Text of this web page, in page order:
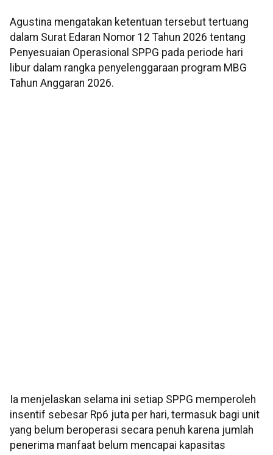
Agustina mengatakan ketentuan tersebut tertuang
dalam Surat Edaran Nomor 12 Tahun 2026 tentang
Penyesuaian Operasional SPPG pada periode hari
libur dalam rangka penyelenggaraan program MBG
Tahun Anggaran 2026.
Ia menjelaskan selama ini setiap SPPG memperoleh
insentif sebesar Rp6 juta per hari, termasuk bagi unit
yang belum beroperasi secara penuh karena jumlah
penerima manfaat belum mencapai kapasitas